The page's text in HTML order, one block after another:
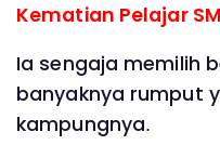
Kematian Pelajar
Ia sengaja memilih
banyaknya rumput
kampungnya.